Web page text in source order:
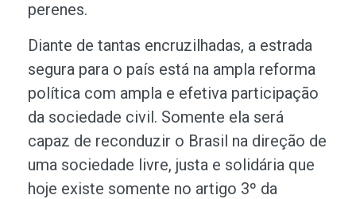
perenes.
Diante de tantas encruzilhadas, a estrada
segura para o país está na ampla reforma
política com ampla e efetiva participação
da sociedade civil. Somente ela será
capaz de reconduzir o Brasil na direção de
uma sociedade livre, justa e solidária que
hoje existe somente no artigo 3º da